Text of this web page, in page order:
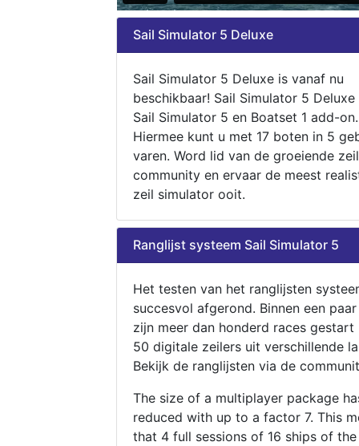
Sail Simulator 5 Deluxe
Sail Simulator 5 Deluxe is vanaf nu
beschikbaar! Sail Simulator 5
Sail Simulator 5 en Boatset 1 add-on.
Hiermee kunt u met 17 boten in 5
varen. Word lid van de groeiende zeil
community en ervaar de meest
zeil simulator ooit.
Ranglijst systeem Sail Simulator 5
Het testen van het ranglijsten
succesvol afgerond. Binnen een
zijn meer dan honderd races gestart
50 digitale zeilers uit verschillende
Bekijk de ranglijsten via de
The size of a multiplayer package
reduced with up to a factor 7. This
that 4 full sessions of 16 ships of